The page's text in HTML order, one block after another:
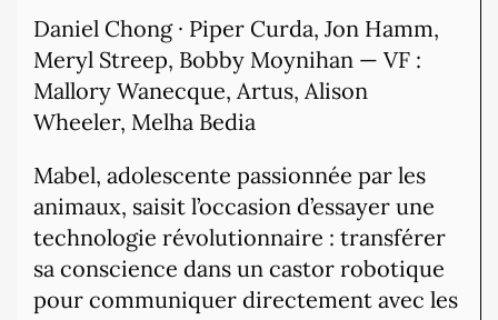
Daniel Chong · Piper Curda, Jon Hamm,
Meryl Streep, Bobby Moynihan — VF :
Mallory Wanecque, Artus, Alison
Wheeler, Melha Bedia
Mabel, adolescente passionnée par les
animaux, saisit l’occasion d’essayer une
technologie révolutionnaire : transférer
sa conscience dans un castor robotique
pour communiquer directement avec les